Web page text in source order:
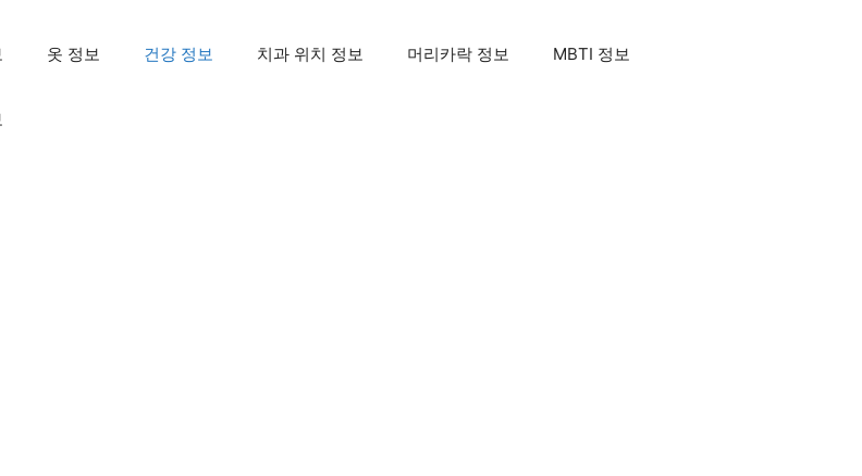
옷 정보 건강 정보 치과 위치 정보 머리카락 정보 MBTI 정보